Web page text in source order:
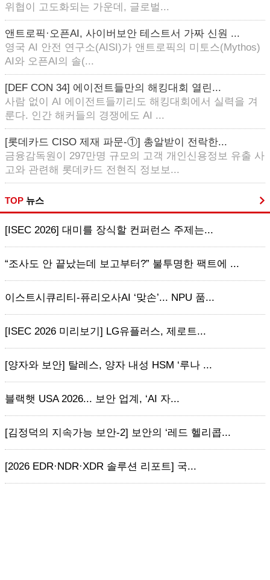
위협이 고도화되는 가운데, 글로벌...
앤트로픽·오픈AI, 사이버보안 테스트서 가짜 신원 ...
영국 AI 안전 연구소(AISI)가 앤트로픽의 미토스(Mythos)
AI와 오픈AI의 솔(...
[DEF CON 34] 에이전트들만의 해킹대회 열린...
사람 없이 AI 에이전트들끼리도 해킹대회에서 실력을 겨
룬다. 인간 해커들의 경쟁에도 AI ...
[롯데카드 CISO 제재 파문-①] 총알받이 전락한...
금융감독원이 297만명 규모의 고객 개인신용정보 유출 사
고와 관련해 롯데카드 전현직 정보보...
TOP 뉴스
[ISEC 2026] 대미를 장식할 컨퍼런스 주제는...
“조사도 안 끝났는데 보고부터?” 불투명한 팩트에 ...
이스트시큐리티-퓨리오사AI ‘맞손’... NPU 품...
[ISEC 2026 미리보기] LG유플러스, 제로트...
[양자와 보안] 탈레스, 양자 내성 HSM ‘루나 ...
블랙햇 USA 2026... 보안 업계, ‘AI 자...
[김정덕의 지속가능 보안-2] 보안의 ‘레드 헬리콥...
[2026 EDR·NDR·XDR 솔루션 리포트] 국...